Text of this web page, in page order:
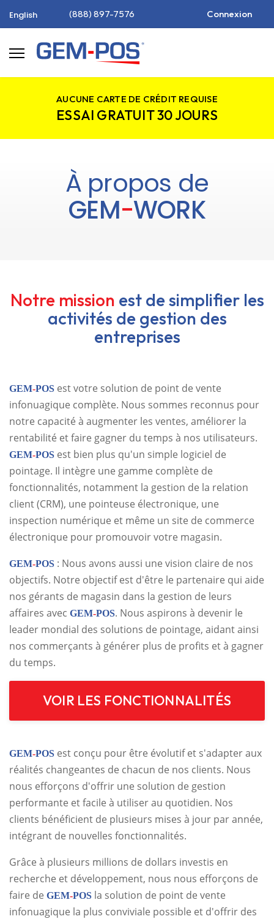
English (888) 897-7576 Connexion
AUCUNE CARTE DE CRÉDIT REQUISE
ESSAI GRATUIT 30 JOURS
À propos de
GEM-WORK
Notre mission est de simplifier les
activités de gestion des
entreprises
GEM-POS est votre solution de point de vente
infonuagique complète. Nous sommes reconnus pour
notre capacité à augmenter les ventes, améliorer la
rentabilité et faire gagner du temps à nos utilisateurs.
GEM-POS est bien plus qu'un simple logiciel de
pointage. Il intègre une gamme complète de
fonctionnalités, notamment la gestion de la relation
client (CRM), une pointeuse électronique, une
inspection numérique et même un site de commerce
électronique pour promouvoir votre magasin.
GEM-POS : Nous avons aussi une vision claire de nos
objectifs. Notre objectif est d'être le partenaire qui aide
nos gérants de magasin dans la gestion de leurs
affaires avec GEM-POS. Nous aspirons à devenir le
leader mondial des solutions de pointage, aidant ainsi
nos commerçants à générer plus de profits et à gagner
du temps.
VOIR LES FONCTIONNALITÉS
GEM-POS est conçu pour être évolutif et s'adapter aux
réalités changeantes de chacun de nos clients. Nous
nous efforçons d'offrir une solution de gestion
performante et facile à utiliser au quotidien. Nos
clients bénéficient de plusieurs mises à jour par année,
intégrant de nouvelles fonctionnalités.
Grâce à plusieurs millions de dollars investis en
recherche et développement, nous nous efforçons de
faire de GEM-POS la solution de point de vente
infonuagique la plus conviviale possible et d'offrir des